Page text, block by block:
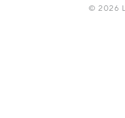
© 2026